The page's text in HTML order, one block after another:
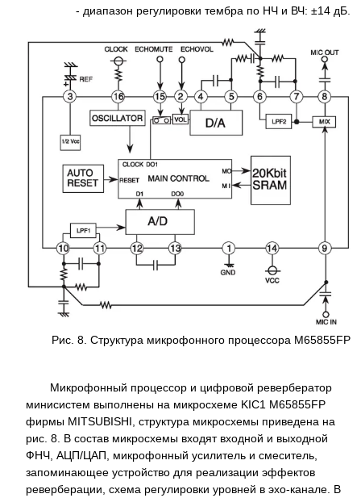
- диапазон регулировки тембра по НЧ и ВЧ: ±14 дБ.
Рис. 8. Структура микрофонного процессора M65855FP
Микрофонный процессор и цифровой ревербератор
минисистем выполнены на микросхеме KIC1 M65855FP
фирмы MITSUBISHI, структура микросхемы приведена на
рис. 8. В состав микросхемы входят входной и выходной
ФНЧ, АЦП/ЦАП, микрофонный усилитель и смеситель,
запоминающее устройство для реализации эффектов
реверберации, схема регулировки уровней в эхо-канале. В